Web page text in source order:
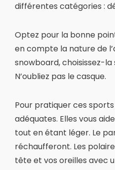
différentes catégories :
Optez pour la bonne
en compte la nature de
snowboard, choisissez-
N’oubliez pas le casque.
Pour pratiquer ces
adéquates. Elles vous
tout en étant léger. Le
réchaufferont. Les
tête et vos oreilles avec